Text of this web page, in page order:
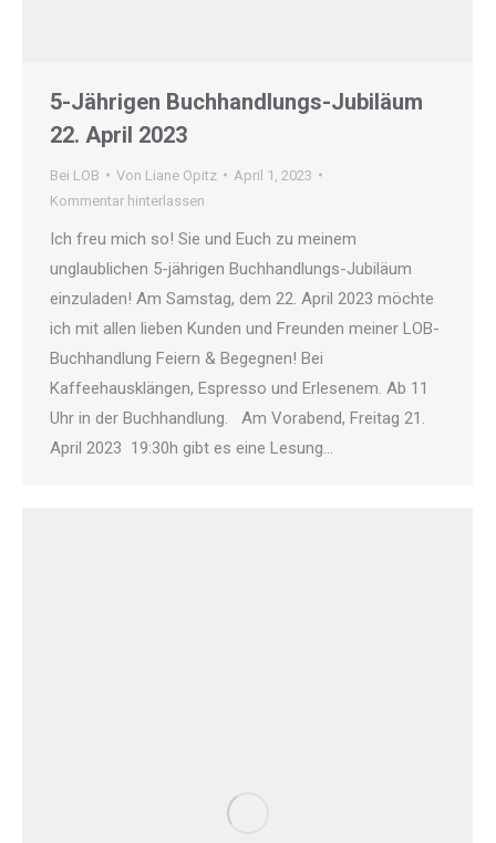
5-Jährigen Buchhandlungs-Jubiläum
22. April 2023
Bei LOB Von Liane Opitz
April 1, 2023
Kommentar hinterlassen
Ich freu mich so! Sie und Euch zu meinem
unglaublichen 5-jährigen Buchhandlungs-Jubiläum
einzuladen! Am Samstag, dem 22. April 2023 möchte
ich mit allen lieben Kunden und Freunden meiner LOB-
Buchhandlung Feiern & Begegnen! Bei
Kaffeehausklängen, Espresso und Erlesenem. Ab 11
Uhr in der Buchhandlung. Am Vorabend, Freitag 21.
April 2023 19:30h gibt es eine Lesung…